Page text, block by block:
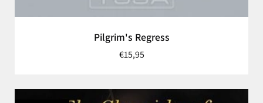
Pilgrim's Regress
€15,95